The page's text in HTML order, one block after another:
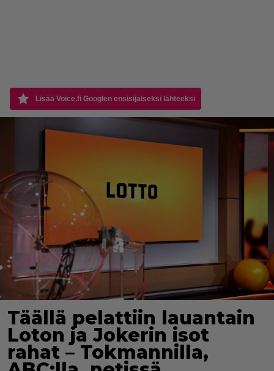
Lisää Voice.fi Googlen ensisijaiseksi lähteeksi
Täällä pelattiin lauantain
Loton ja Jokerin isot
rahat – Tokmannilla,